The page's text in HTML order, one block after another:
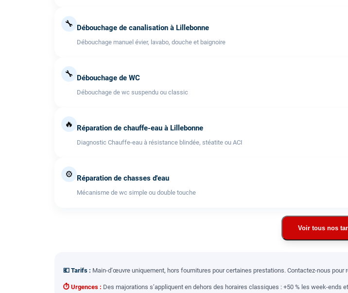
🔧 Débouchage de canalisation à Lillebonne
Débouchage manuel évier, lavabo, douche et baignoire
🔧 Débouchage de WC
Débouchage de wc suspendu ou classic
🔥 Réparation de chauffe-eau à Lillebonne
Diagnostic Chauffe-eau à résistance blindée, stéatite ou ACI
⚙️ Réparation de chasses d'eau
Mécanisme de wc simple ou double touche
Voir tous nos
💶 Tarifs : Main-d’œuvre uniquement, hors fournitures pour certaines prestations. Contactez-nous
⏱ Urgences : Des majorations s’appliquent en dehors des horaires classiques : +50 % les week-ends